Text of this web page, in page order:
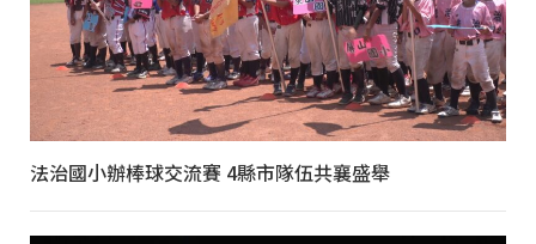
法治國小辦棒球交流賽 4縣市隊伍共襄盛舉